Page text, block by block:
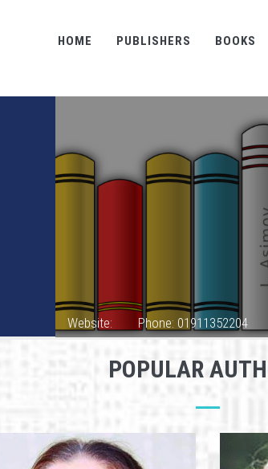
HOME PUBLISHERS BOOKS
Website: Phone: 01911352204
POPULAR